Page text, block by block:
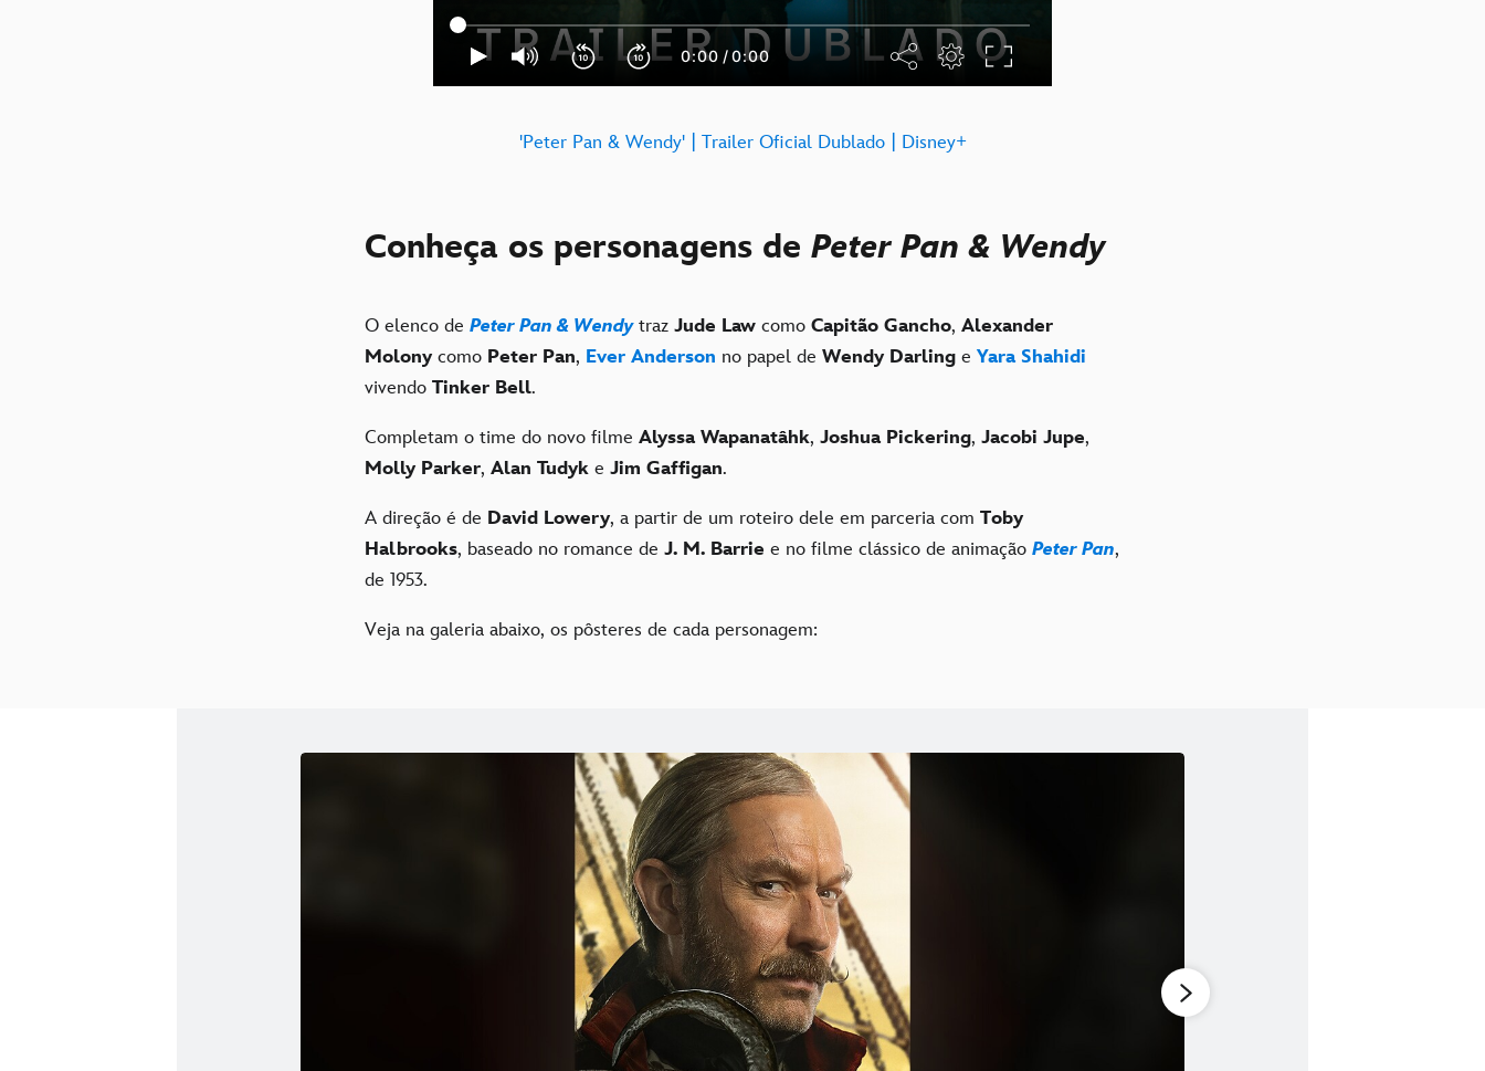
'Peter Pan & Wendy' | Trailer Oficial Dublado | Disney+
Conheça os personagens de Peter Pan & Wendy
O elenco de Peter Pan & Wendytraz Jude Law como Capitão Gancho, Alexander
Molony como Peter Pan, Ever Anderson no papel de Wendy Darling e Yara Shahidi
vivendo Tinker Bell.
Completam o time do novo filme Alyssa Wapanatâhk, Joshua Pickering, Jacobi Jupe,
Molly Parker, Alan Tudyk e Jim Gaffigan.
A direção é de David Lowery, a partir de um roteiro dele em parceria com Toby
Halbrooks, baseado no romance de J. M. Barrie e no filme clássico de animação Peter Pan,
de 1953.
Veja na galeria abaixo, os pôsteres de cada personagem: